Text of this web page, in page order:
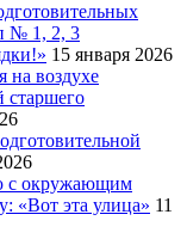
№ 1, 2, 3
15 января 2026
на воздухе
старшего
с окружающим
«Вот эта улица» 11